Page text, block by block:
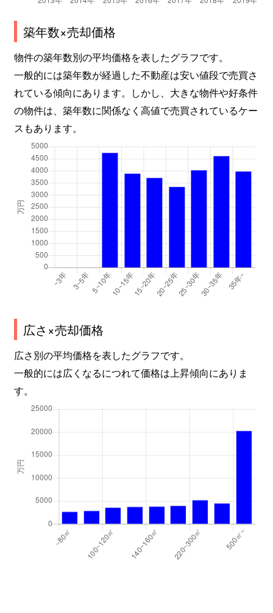
築年数×売却価格
物件の築年数別の平均価格を表したグラフです。
一般的には築年数が経過した不動産は安い値段で売買さ
れている傾向にあります。しかし、大きな物件や好条件
の物件は、築年数に関係なく高値で売買されているケー
スもあります。
広さ×売却価格
広さ別の平均価格を表したグラフです。
一般的には広くなるにつれて価格は上昇傾向にありま
す。